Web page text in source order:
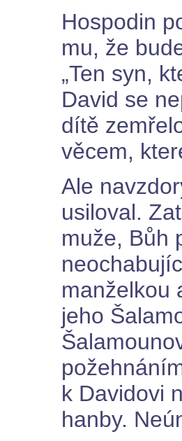
Hospodin
mu, že
„Ten syn,
David se
dítě
věcem,
Ale
usiloval.
muže, Bůh
manželkou
jeho
k Davidovi
hanby.